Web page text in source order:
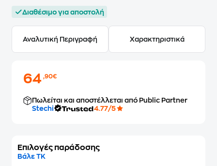
Διαθέσιμο για αποστολή
Αναλυτική Περιγραφή Χαρακτηριστικά
64,90€
Πωλείται και αποστέλλεται από Public Partner
Stechi
4.77/5
Επιλογές παράδοσης
Βάλε ΤΚ